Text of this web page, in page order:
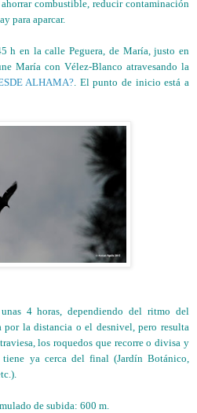
combustible, reducir contaminación
para aparcar.
h en la calle Peguera, de María, justo en
María con Vélez-Blanco atravesando la
ALHAMA?. El punto de inicio está a
unas 4 horas, dependiendo del ritmo del
por la distancia o el desnivel, pero resulta
los roquedos que recorre o divisa y
tiene ya cerca del final (Jardín Botánico,
de subida: 600 m.